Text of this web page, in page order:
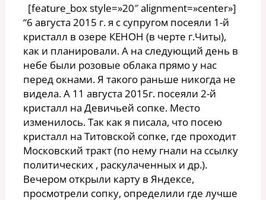
[feature_box style=»20″ alignment=»center»]
“6 августа 2015 г. я с супругом посеяли 1-й
кристалл в озере КЕНОН (в черте г.Читы),
как и планировали. А на следующий день в
небе были розовые облака прямо у нас
перед окнами. Я такого раньше никогда не
видела. А 11 августа 2015г. посеяли 2-й
кристалл на Девичьей сопке. Место
изменилось. Так как я писала, что посею
кристалл на Титовской сопке, где проходит
Московский тракт (по нему гнали на ссылку
политических , раскулаченных и др.).
Вечером открыли карту в Яндексе,
просмотрели сопку, определили где лучше